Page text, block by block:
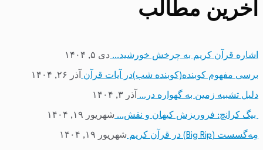
آخرین مطالب
اشاره قرآن کریم به چرخش خورشید… دی ۵, ۱۴۰۴
برسی مفهوم کوبنده(کوبنده شب)در آیات قرآن آذر ۲۶, ۱۴۰۴
دلیل تشبیه زمین به گهواره در… آذر ۳, ۱۴۰۴
بیگ کرانچ: فروریزش کیهان و نقش… شهریور ۱۹, ۱۴۰۴
مِه‌گسست (Big Rip) در قرآن کریم شهریور ۱۹, ۱۴۰۴